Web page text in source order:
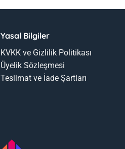
Yasal Bilgiler
KVKK ve Gizlilik Politikası
Üyelik Sözleşmesi
Teslimat ve İade Şartları